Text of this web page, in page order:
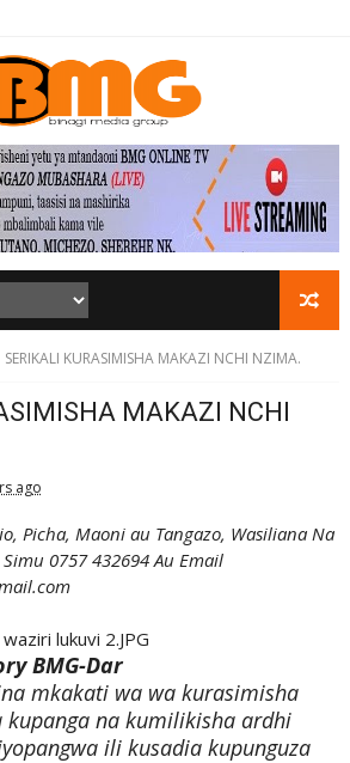
SERIKALI KURASIMISHA MAKAZI NCHI NZIMA.
MAKAZI NCHI
ago
Picha, Maoni au Tangazo, Wasiliana Na
0757 432694 Au Email
BMG-Dar
mkakati wa wa kurasimisha
kupanga na kumilikisha ardhi
ili kusadia kupunguza